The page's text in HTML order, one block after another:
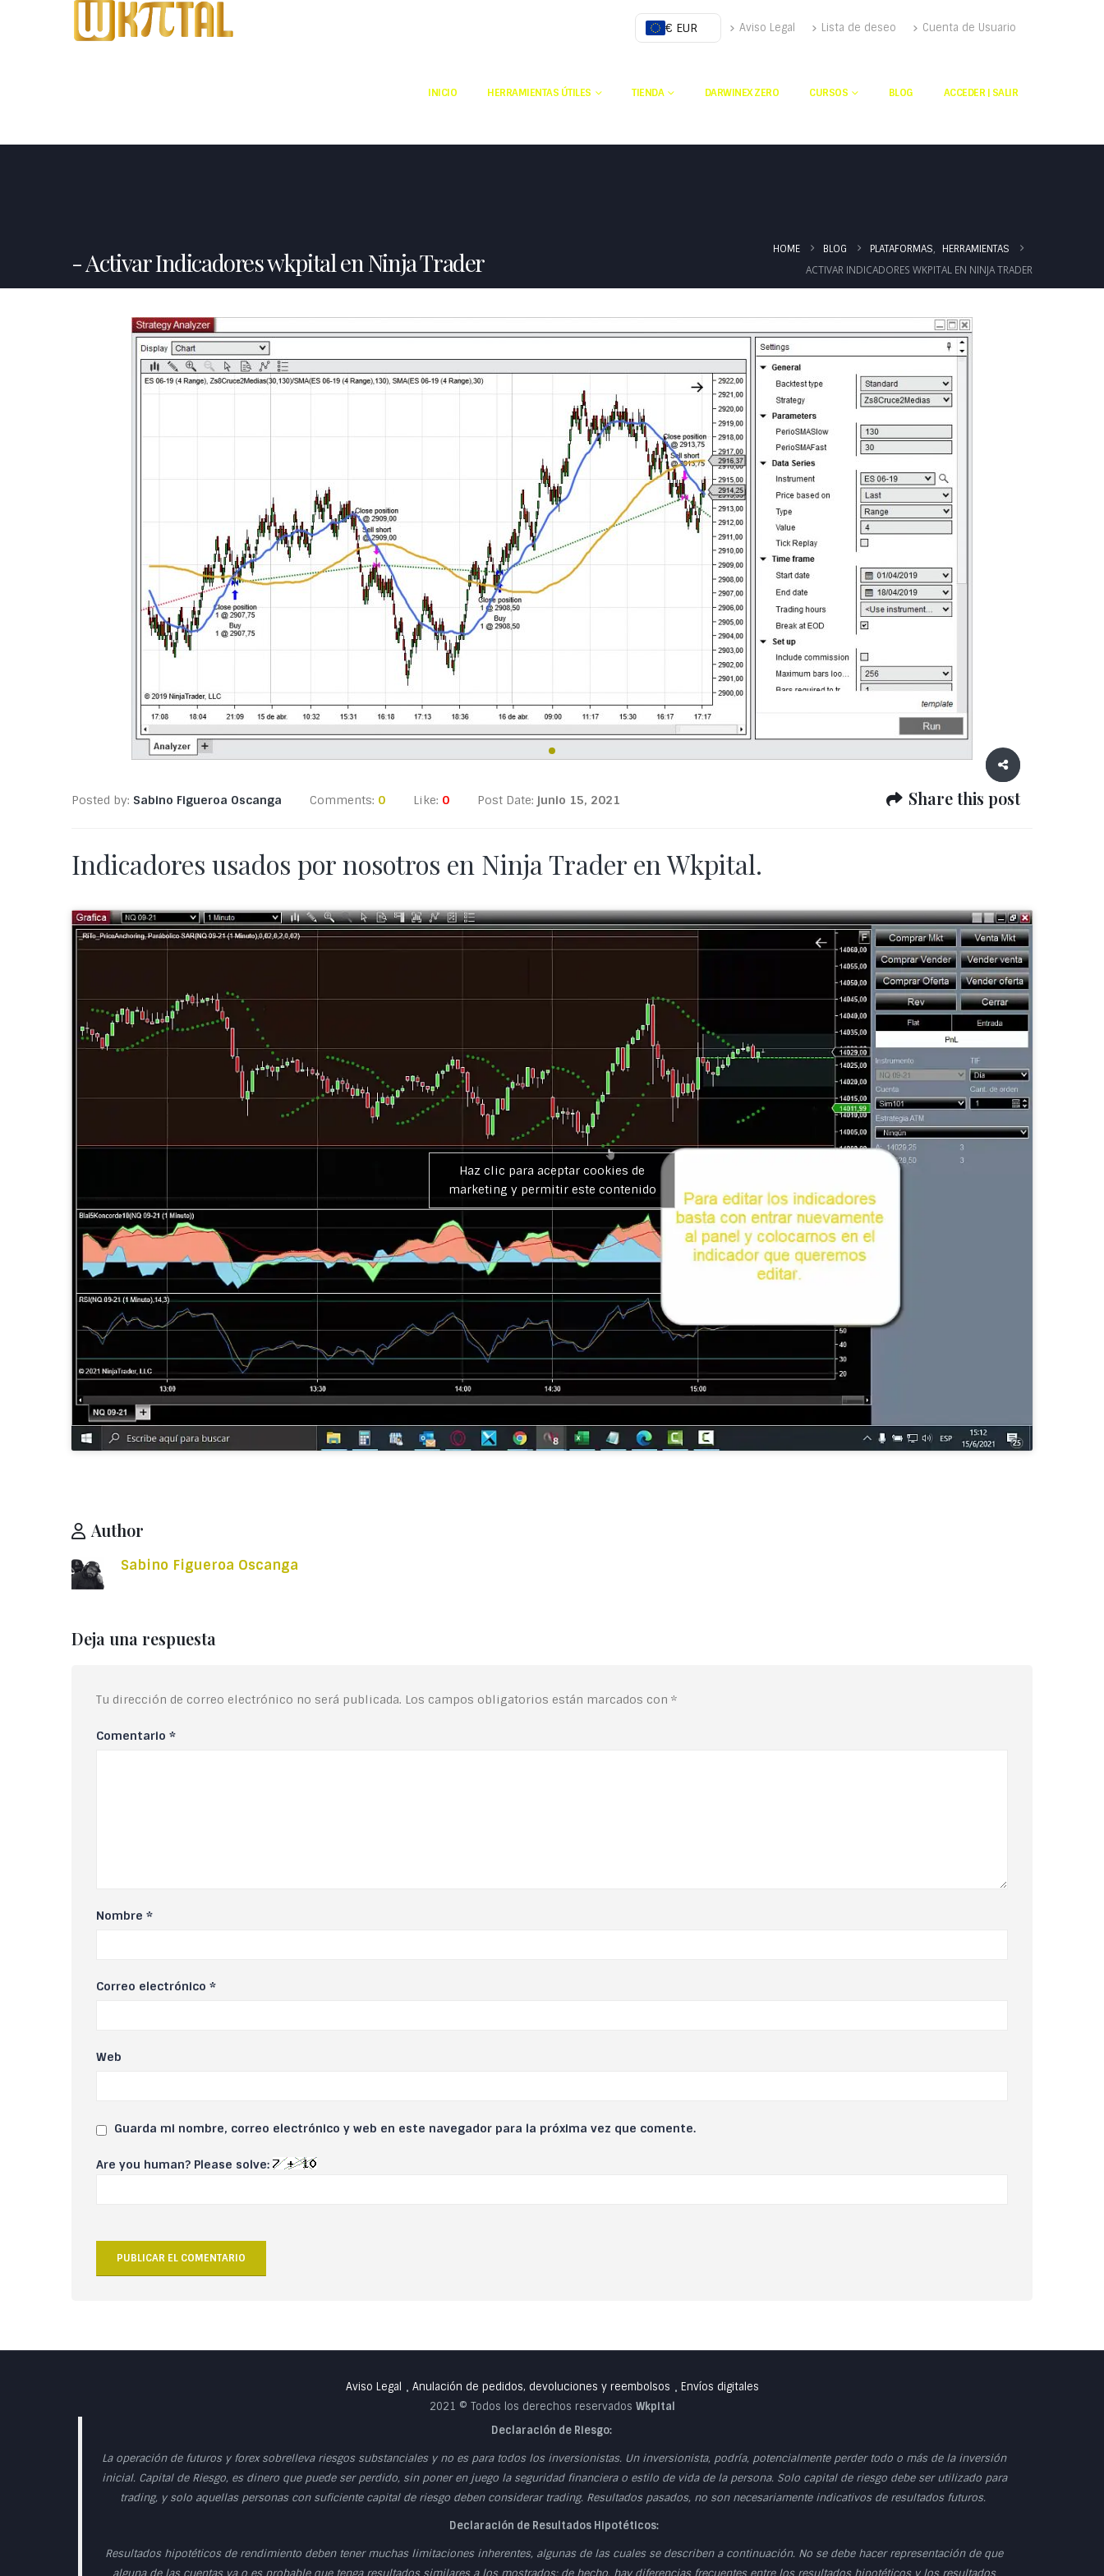
€ EUR Aviso Legal Lista de deseo Cuenta de Usuario
INICIO HERRAMIENTAS ÚTILES TIENDA DARWINEX ZERO CURSOS BLOG ACCEDER | SALIR
Activar Indicadores wkpital en Ninja Trader HOME BLOG PLATAFORMAS
HERRAMIENTAS
ACTIVAR INDICADORES WKPITAL EN NINJA TRADER
Share this post
Posted by: Sabino Figueroa Oscanga Comments: 0 Like: 0 Post Date: junio 15, 2021
Indicadores usados por nosotros en Ninja Trader en Wkpital.
Haz clic para aceptar cookies de
marketing y permitir este contenido
Author
Sabino Figueroa Oscanga
Deja una respuesta
Tu dirección de correo electrónico no será publicada. Los campos obligatorios están marcados con *
Comentario *
Nombre *
Correo electrónico *
Web
Guarda mi nombre, correo electrónico y web en este navegador para la próxima vez que comente.
Are you human? Please solve:
Aviso Legal • Anulación de pedidos, devoluciones y reembolsos • Envíos digitales
2021 © Todos los derechos reservados Wkpital
Declaración de Riesgo:
La operación de futuros y forex sobrelleva riesgos substanciales y no es para todos los inversionistas. Un inversionista, podría, potencialmente perder todo o más de la inversión
inicial. Capital de Riesgo, es dinero que puede ser perdido, sin poner en juego la seguridad financiera o estilo de vida de la persona. Solo capital de riesgo debe ser utilizado para
trading, y solo aquellas personas con suficiente capital de riesgo deben considerar trading. Resultados pasados, no son necesariamente indicativos de resultados futuros.
Declaración de Resultados Hipotéticos:
Resultados hipotéticos de rendimiento deben tener muchas limitaciones inherentes, algunas de las cuales se describen a continuación. No se debe hacer representación de que